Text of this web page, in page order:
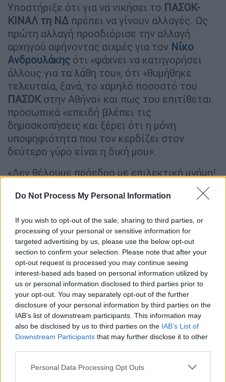
Do Not Process My Personal Information
If you wish to opt-out of the sale, sharing to third parties, or
processing of your personal or sensitive information for
targeted advertising by us, please use the below opt-out
section to confirm your selection. Please note that after your
opt-out request is processed you may continue seeing
interest-based ads based on personal information utilized by
us or personal information disclosed to third parties prior to
your opt-out. You may separately opt-out of the further
disclosure of your personal information by third parties on the
IAB’s list of downstream participants. This information may
also be disclosed by us to third parties on the IAB’s List of
Downstream Participants that may further disclose it to other
Please note that this website/app uses one or more Google
Personal Data Processing Opt Outs
Υποστήριξε ότι για να νικήσει το ΠΑΣΟΚ-
ΚΙΝΑΛ τη ΝΔ πρέπει να γίνουν αλλαγές. Ως
πρώτη αλλαγή προσδιόρισε την αλλαγή
αρχηγού αφήνοντας αιχμές για τον Νίκο
Ανδρουλάκης ότι «ψάχνει να κατηγορήσει
άλλους για τα λάθη του», ότι «θυμήθηκε
τελευταία, ξανά, το χαμηλό ποσοστό του
ΠΑΣΟΚ στην Αθήνα» και πως του επιτίθεται
προσωπικά «επειδή βλέπει τις
δημοσκοπήσεις και ξέρει ότι η μόνη
υποψηφιότητα που τον κερδίζει στον
δεύτερο γύρο είναι η δική μου».
«Δεν θέλουμε πρόεδρο με επιλεκτική μνήμη!
πρώτα κριτική στον εαυτό του, και μετά
την ευθύνη. Αυτό σημαίνει ηγέτης», ανέφερε
ο υποψήφιος του ΠΑΣΟΚ -ΚΙΝΑΛ. «Ή θα
νικήσω τονΜητσοτάκη, ή θα κάνω εκλογές
για αρχηγό τουΠΑΣΟΚ. Το ίδιο βράδυ. Χωρίς
αστερίσκους. Τόσο σίγουρος είμαι ότι θα
νικήσουμε!», είπε ο κ.Γερουλάνος
δηλώνοντας ότι με εκείνον στην ηγεσία το
ΠΑΣΟΚθα επανέλθει στη κυβέρνηση.
«Οι αλλαγές που έχουμε μπροστά μας είναι
μεγάλες αλλαγές και θέλουμε κάθεΕλληνίδα
και κάθεΈλληναστο πλευρό μας. Αυτό